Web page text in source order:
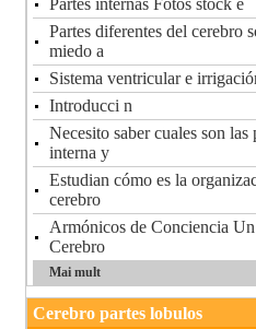
Partes internas Fotos stock e
Partes diferentes del cerebro
miedo a
Sistema ventricular e
Introducci n
Necesito saber cuales son las
interna y
Estudian cómo es la
cerebro
Armónicos de Conciencia
Cerebro
Mai mult
Cerebro partes lobulos